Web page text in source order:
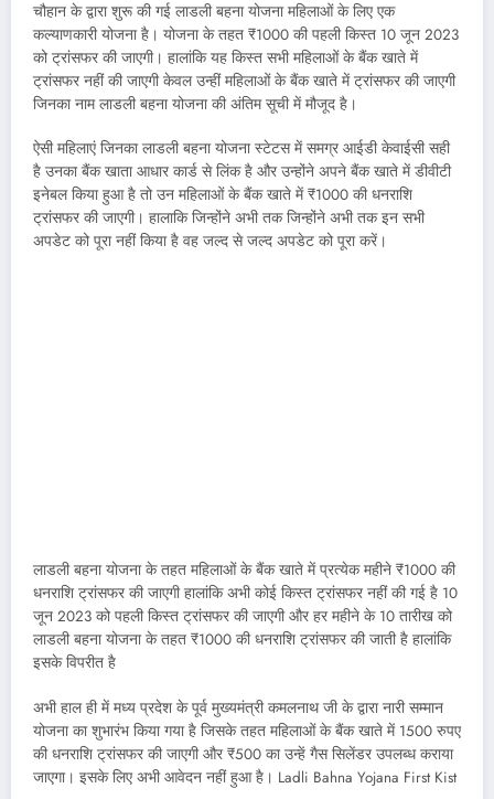
चौहान के द्वारा शुरू की गई लाडली बहना योजना महिलाओं के लिए एक
कल्याणकारी योजना है। योजना के तहत ₹1000 की पहली किस्त 10 जून 2023
को ट्रांसफर की जाएगी। हालांकि यह किस्त सभी महिलाओं के बैंक खाते में
ट्रांसफर नहीं की जाएगी केवल उन्हीं महिलाओं के बैंक खाते में ट्रांसफर की जाएगी
जिनका नाम लाडली बहना योजना की अंतिम सूची में मौजूद है।
ऐसी महिलाएं जिनका लाडली बहना योजना स्टेटस में समग्र आईडी केवाईसी सही
है उनका बैंक खाता आधार कार्ड से लिंक है और उन्होंने अपने बैंक खाते में डीवीटी
इनेबल किया हुआ है तो उन महिलाओं के बैंक खाते में ₹1000 की धनराशि
ट्रांसफर की जाएगी। हालाकि जिन्होंने अभी तक जिन्होंने अभी तक इन सभी
अपडेट को पूरा नहीं किया है वह जल्द से जल्द अपडेट को पूरा करें।
लाडली बहना योजना के तहत महिलाओं के बैंक खाते में प्रत्येक महीने ₹1000 की
धनराशि ट्रांसफर की जाएगी हालांकि अभी कोई किस्त ट्रांसफर नहीं की गई है 10
जून 2023 को पहली किस्त ट्रांसफर की जाएगी और हर महीने के 10 तारीख को
लाडली बहना योजना के तहत ₹1000 की धनराशि ट्रांसफर की जाती है हालांकि
इसके विपरीत है
अभी हाल ही में मध्य प्रदेश के पूर्व मुख्यमंत्री कमलनाथ जी के द्वारा नारी सम्मान
योजना का शुभारंभ किया गया है जिसके तहत महिलाओं के बैंक खाते में 1500 रुपए
की धनराशि ट्रांसफर की जाएगी और ₹500 का उन्हें गैस सिलेंडर उपलब्ध कराया
जाएगा। इसके लिए अभी आवेदन नहीं हुआ है। Ladli Bahna Yojana First Kist